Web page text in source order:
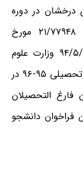
درخشان در دوره
تحصیلی کارشناسی ارشد” ابلاغیه شماره ۲۱/۷۷۹۴۸ مورخ
۹۳/۵/۵ و نامه شماره ۲۱/۹۶۴۷۴ مورخ ۹۴/۵/۲۴ وزارت علوم
تحقیقات و فناوری فقط در نیمسال اول سال تحصیلی ۹۵-۹۶ در
فارغ التحصیلان
دانشجو